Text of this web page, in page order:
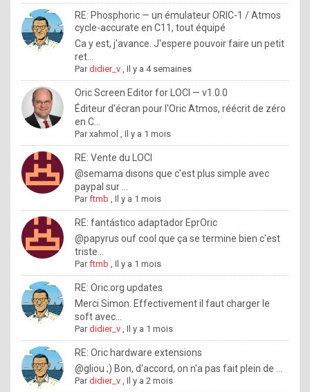
.
I
f
y
o
u
w
a
n
t
o
n
o
w
h
o
w
RE: Phosphoric — un émulateur ORIC-1 / Atmos
cycle-accurate en C11, tout équipé
Ca y est, j'avance. J'espere pouvoir faire un petit
ret...
Pardidier_v ,Il y a 4 semaines
Oric Screen Editor for LOCI — v1.0.0
Éditeur d'écran pour l'Oric Atmos, réécrit de zéro
en C...
Parxahmol ,Il y a 1 mois
RE: Vente du LOCI
@semama disons que c'est plus simple avec
paypal sur ...
Parftmb ,Il y a 1 mois
RE: fantástico adaptador EprOric
@papyrus ouf cool que ça se termine bien c'est
triste...
Parftmb ,Il y a 1 mois
RE: Oric.org updates
Merci Simon. Effectivement il faut charger le
soft avec...
Pardidier_v ,Il y a 1 mois
RE: Oric hardware extensions
@gliou ;) Bon, d'accord, on n'a pas fait plein de ...
Pardidier_v ,Il y a 2 mois